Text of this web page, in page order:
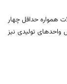
همواره حداقل چهار
واحدهای تولیدی نیز